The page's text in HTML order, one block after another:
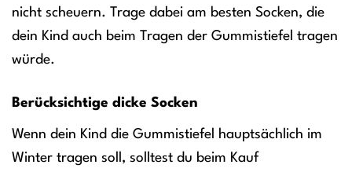
nicht scheuern. Trage dabei am besten Socken, die
dein Kind auch beim Tragen der Gummistiefel tragen
würde.
Berücksichtige dicke Socken
Wenn dein Kind die Gummistiefel hauptsächlich im
Winter tragen soll, solltest du beim Kauf